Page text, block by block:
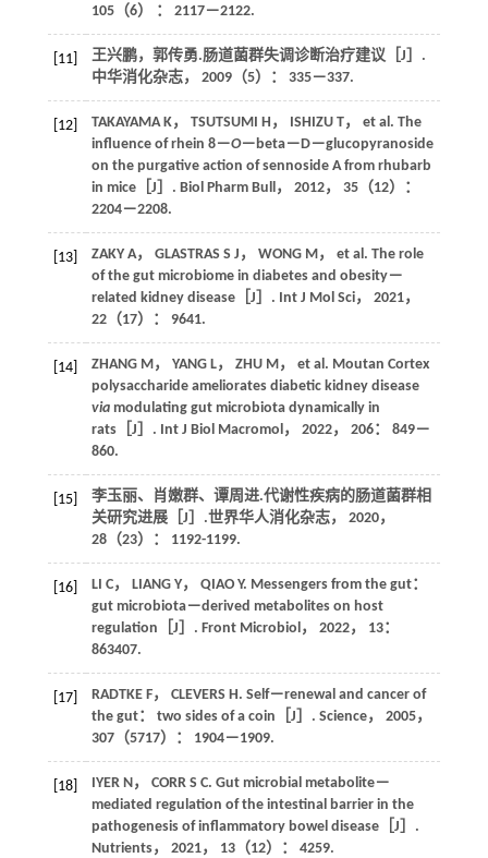
105（6） ： 2117－2122.
[11]
王兴鹏，郭传勇.肠道菌群失调诊断治疗建议［J］.
中华消化杂志， 2009（5）： 335－337.
[12] TAKAYAMA K， TSUTSUMI H ， ISHIZU T， et al. The
influence of rhein 8－O－beta－D－glucopyranoside
on the purgative action of sennoside A from rhubarb
in mice［J］. Biol Pharm Bull， 2012， 35（12）：
2204－2208.
[13] ZAKY A， GLASTRAS S J ， WONG M， et al. The role
of the gut microbiome in diabetes and obesity－
related kidney disease［J］. Int J Mol Sci， 2021，
22（17）： 9641.
[14] ZHANG M， YANG L， ZHU M， et al. Moutan Cortex
polysaccharide ameliorates diabetic kidney disease
viamodulating gut microbiota dynamically in
rats［J］. Int J Biol Macromol， 2022， 206： 849－
860.
[15]
李玉丽、肖嫩群、谭周进.代谢性疾病的肠道菌群相
关研究进展［J］.世界华人消化杂志， 2020，
28（23）： 1192-1199.
[16] LI C， LIANG Y， QIAO Y. Messengers from the gut：
gut microbiota－derived metabolites on host
regulation［J］. Front Microbiol， 2022， 13：
863407.
[17] RADTKE F， CLEVERS H. Self－renewal and cancer of
the gut： two sides of a coin［J］. Science， 2005，
307（5717）： 1904－1909.
[18] IYER N， CORR S C. Gut microbial metabolite－
mediated regulation of the intestinal barrier in the
pathogenesis of inflammatory bowel disease［J］.
Nutrients， 2021， 13（12）： 4259.